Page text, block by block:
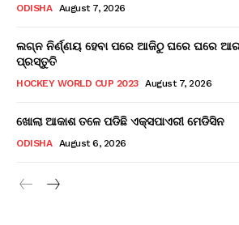
ODISHA August 7, 2026
ଲଗ୍ନ ନିର୍ଣ୍ଣୟ ହେବା ପରେ ଆଜିଠୁ ଘରେ ଘରେ
ପ୍ରସ୍ତୁତି
HOCKEY WORLD CUP 2023 August 7, 2026
ଖୋଲା ଆକାଶ ତଳେ ପଡିଛି ଏକ୍ସପାଏରୀ ମେଡିସିନ
ODISHA August 6, 2026